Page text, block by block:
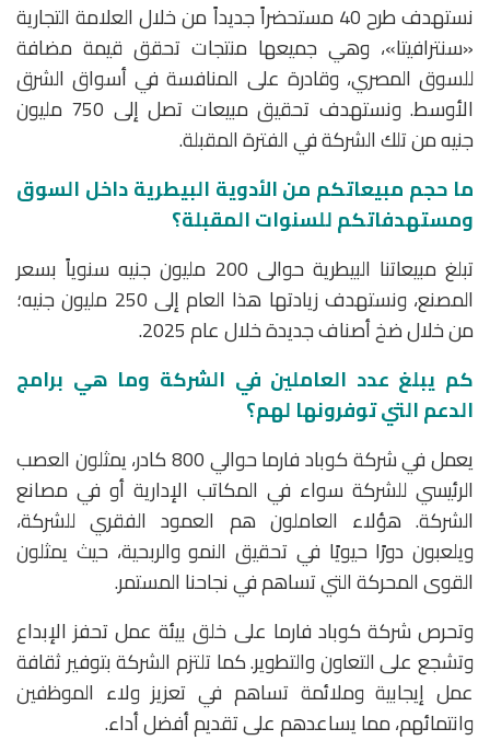
نستهدف طرح 40 مستحضراً جديداً من خلال العلامة التجارية
«سنترافيتا»، وهي جميعها منتجات تحقق قيمة مضافة
للسوق المصري، وقادرة على المنافسة في أسواق الشرق
الأوسط. ونستهدف تحقيق مبيعات تصل إلى 750 مليون
جنيه من تلك الشركة في الفترة المقبلة.
ما حجم مبيعاتكم من الأدوية البيطرية داخل السوق
ومستهدفاتكم للسنوات المقبلة؟
تبلغ مبيعاتنا البيطرية حوالى 200 مليون جنيه سنوياً بسعر
المصنع، ونستهدف زيادتها هذا العام إلى 250 مليون جنيه؛
من خلال ضخ أصناف جديدة خلال عام 2025.
كم يبلغ عدد العاملين في الشركة وما هي برامج
الدعم التي توفرونها لهم؟
يعمل في شركة كوباد فارما حوالي 800 كادر، يمثلون العصب
الرئيسي للشركة سواء في المكاتب الإدارية أو في مصانع
الشركة. هؤلاء العاملون هم العمود الفقري للشركة،
ويلعبون دورًا حيويًا في تحقيق النمو والربحية، حيث يمثلون
القوى المحركة التي تساهم في نجاحنا المستمر.
وتحرص شركة كوباد فارما على خلق بيئة عمل تحفز الإبداع
وتشجع على التعاون والتطوير. كما تلتزم الشركة بتوفير ثقافة
عمل إيجابية وملائمة تساهم في تعزيز ولاء الموظفين
وانتمائهم، مما يساعدهم على تقديم أفضل أداء.